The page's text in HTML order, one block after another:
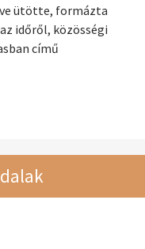
ütötte, formázta
időről, közösségi
című